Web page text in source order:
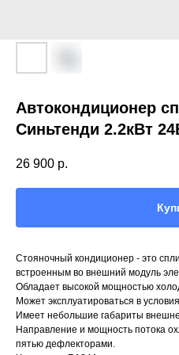
Автокондиционер
Синьтенди 2.2кВт
26 900 р.
Стояночный кондиционер - это
встроенным во внешний модуль
Обладает высокой мощностью
Может эксплуатироваться в
Имеет небольшие габариты
Направление и мощность потока
пятью дефлекторами.